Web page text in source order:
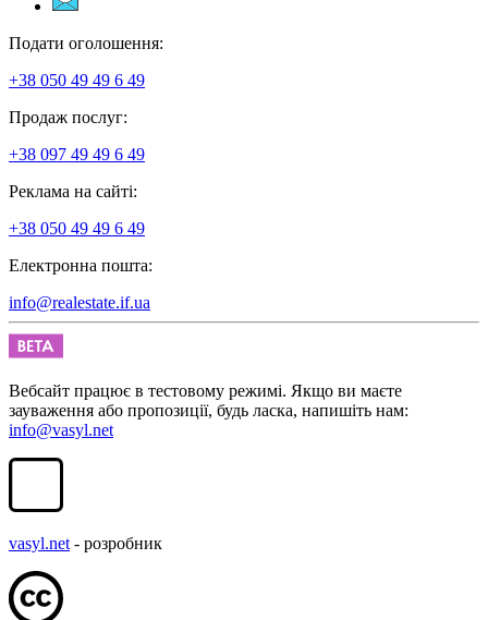
Подати оголошення:
+38 050 49 49 6 49
Продаж послуг:
+38 097 49 49 6 49
Реклама на сайті:
+38 050 49 49 6 49
Електронна пошта:
info@realestate.if.ua
Вебсайт працює в тестовому режимі. Якщо ви маєте
зауваження або пропозиції, будь ласка, напишіть нам:
info@vasyl.net
vasyl.net - розробник